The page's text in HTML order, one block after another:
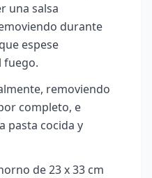
una salsa
durante
espese
fuego.
removiendo
completo, e
pasta cocida y
de 23 x 33 cm